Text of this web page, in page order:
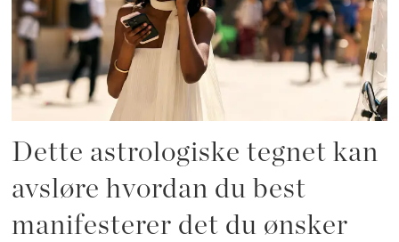
Dette astrologiske tegnet kan
avsløre hvordan du best
manifesterer det du ønsker